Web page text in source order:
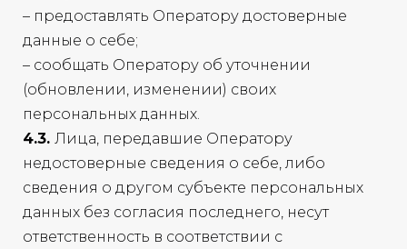
– предоставлять Оператору достоверные
данные о себе;
– сообщать Оператору об уточнении
(обновлении, изменении) своих
персональных данных.
4.3. Лица, передавшие Оператору
недостоверные сведения о себе, либо
сведения о другом субъекте персональных
данных без согласия последнего, несут
ответственность в соответствии с